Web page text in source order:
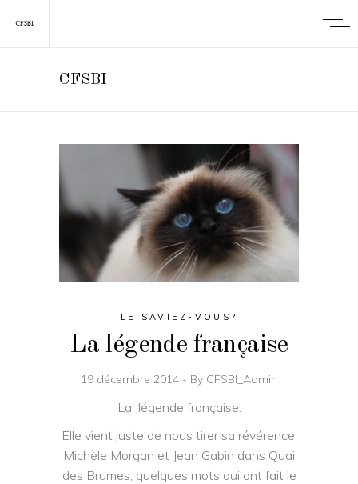
CFSBI
LE SAVIEZ-VOUS?
La légende française
19 décembre 2014 By CFSBI_Admin
La légende française.
Elle vient juste de nous tirer sa révérence,
Michèle Morgan et Jean Gabin dans Quai
des Brumes, quelques mots qui ont fait le